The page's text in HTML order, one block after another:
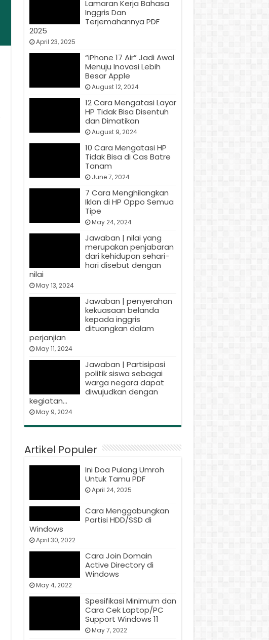
Lamaran Kerja Bahasa
Inggris Dan
Terjemahannya PDF
2025
April 23, 2025
“iPhone 17 Air” Jadi Awal
Menuju Inovasi Lebih
Besar Apple
August 12, 2024
12 Cara Mengatasi Layar
HP Tidak Bisa Disentuh
dan Dimatikan
August 9, 2024
10 Cara Mengatasi HP
Tidak Bisa di Cas Batre
Tanam
June 7, 2024
7 Cara Menghilangkan
Iklan di HP Oppo Semua
Tipe
May 24, 2024
Jawaban | nilai yang
merupakan penjabaran
dari kehidupan sehari-
hari disebut dengan
nilai
May 13, 2024
Jawaban | penyerahan
kekuasaan belanda
kepada inggris
dituangkan dalam
perjanjian
May 11, 2024
Jawaban | Partisipasi
politik siswa sebagai
warga negara dapat
diwujudkan dengan
kegiatan…
May 9, 2024
Artikel Populer
Ini Doa Pulang Umroh
Untuk Tamu PDF
April 24, 2025
Cara Menggabungkan
Partisi HDD/SSD di
Windows
April 30, 2022
Cara Join Domain
Active Directory di
Windows
May 4, 2022
Spesifikasi Minimum dan
Cara Cek Laptop/PC
Support Windows 11
May 7, 2022